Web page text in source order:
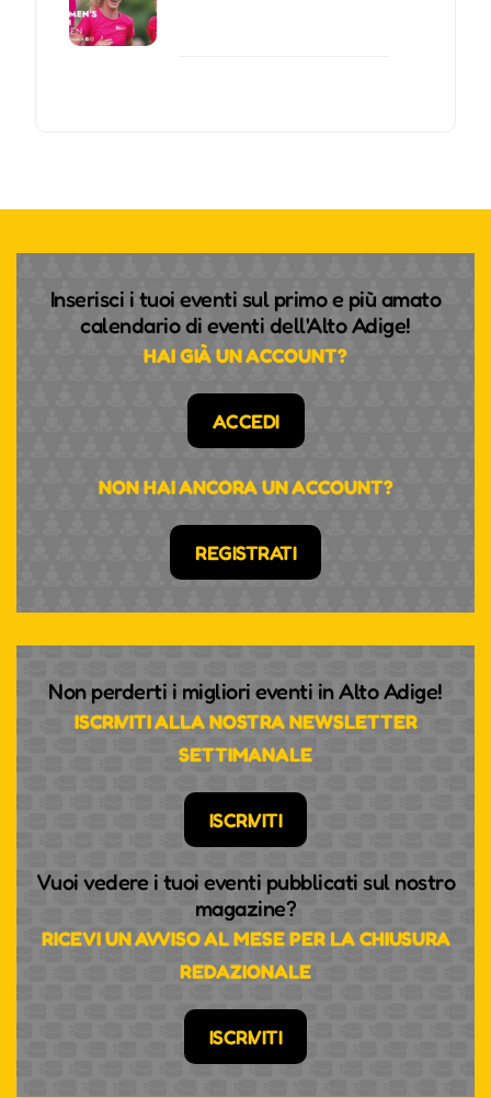
Inserisci i tuoi eventi sul primo e più amato
calendario di eventi dell'Alto Adige!
HAI GIÀ UN ACCOUNT?
ACCEDI
NON HAI ANCORA UN ACCOUNT?
REGISTRATI
Non perderti i migliori eventi in Alto Adige!
ISCRIVITI ALLA NOSTRA NEWSLETTER
SETTIMANALE
ISCRIVITI
Vuoi vedere i tuoi eventi pubblicati sul nostro
magazine?
RICEVI UN AVVISO AL MESE PER LA CHIUSURA
REDAZIONALE
ISCRIVITI